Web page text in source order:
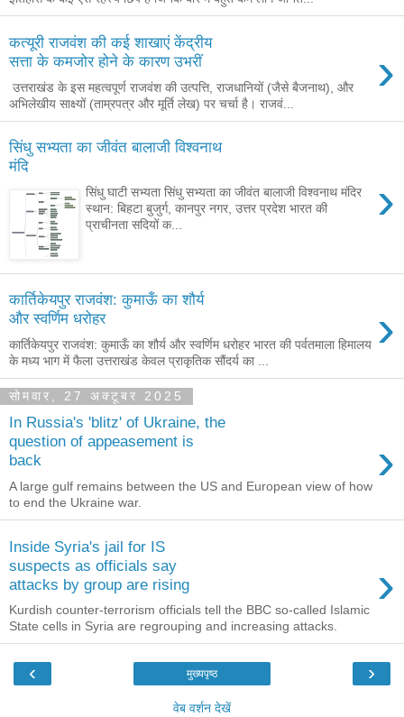
कत्यूरी राजवंश की कई शाखाएं केंद्रीय
सत्ता के कमजोर होने के कारण उभरीं
›
उत्तराखंड के इस महत्वपूर्ण राजवंश की उत्पत्ति, राजधानियों (जैसे बैजनाथ), और
अभिलेखीय साक्ष्यों (ताम्रपत्र और मूर्ति लेख) पर चर्चा है। राजवं...
सिंधु सभ्यता का जीवंत बालाजी विश्वनाथ
मंदि
›
सिंधु घाटी सभ्यता सिंधु सभ्यता का जीवंत बालाजी विश्वनाथ मंदिर
स्थान: बिहटा बुजुर्ग, कानपुर नगर, उत्तर प्रदेश भारत की
प्राचीनता सदियों क...
कार्तिकेयपुर राजवंश: कुमाऊँ का शौर्य
और स्वर्णिम धरोहर
›
कार्तिकेयपुर राजवंश: कुमाऊँ का शौर्य और स्वर्णिम धरोहर भारत की पर्वतमाला हिमालय
के मध्य भाग में फैला उत्तराखंड केवल प्राकृतिक सौंदर्य का ...
सोमवार, 27 अक्टूबर 2025
In Russia's 'blitz' of Ukraine, the
question of appeasement is
back
›
A large gulf remains between the US and European view of how
to end the Ukraine war.
Inside Syria's jail for IS
suspects as officials say
attacks by group are rising
›
Kurdish counter-terrorism officials tell the BBC so-called Islamic
State cells in Syria are regrouping and increasing attacks.
‹ ›
मुख्यपृष्ठ
वेब वर्शन देखें